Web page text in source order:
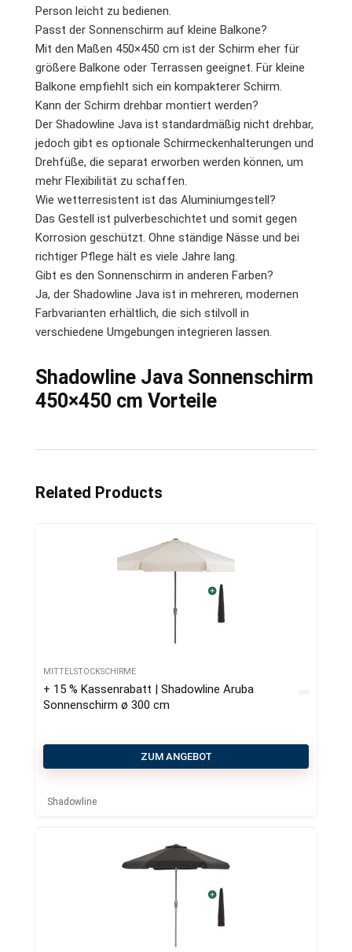
Person leicht zu bedienen.
Passt der Sonnenschirm auf kleine Balkone?
Mit den Maßen 450×450 cm ist der Schirm eher für
größere Balkone oder Terrassen geeignet. Für kleine
Balkone empfiehlt sich ein kompakterer Schirm.
Kann der Schirm drehbar montiert werden?
Der Shadowline Java ist standardmäßig nicht drehbar,
jedoch gibt es optionale Schirmeckenhalterungen und
Drehfüße, die separat erworben werden können, um
mehr Flexibilität zu schaffen.
Wie wetterresistent ist das Aluminiumgestell?
Das Gestell ist pulverbeschichtet und somit gegen
Korrosion geschützt. Ohne ständige Nässe und bei
richtiger Pflege hält es viele Jahre lang.
Gibt es den Sonnenschirm in anderen Farben?
Ja, der Shadowline Java ist in mehreren, modernen
Farbvarianten erhältlich, die sich stilvoll in
verschiedene Umgebungen integrieren lassen.
Shadowline Java Sonnenschirm
450×450 cm Vorteile
Related Products
MITTELSTOCKSCHIRME
+ 15 % Kassenrabatt | Shadowline Aruba
Sonnenschirm ø 300 cm
ZUM ANGEBOT
Shadowline